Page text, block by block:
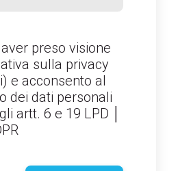
preso visione
sulla privacy
) e acconsento al
dei dati personali
artt. 6 e 19 LPD │